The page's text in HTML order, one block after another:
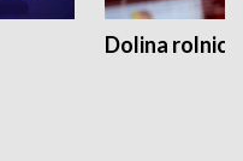
Dolina